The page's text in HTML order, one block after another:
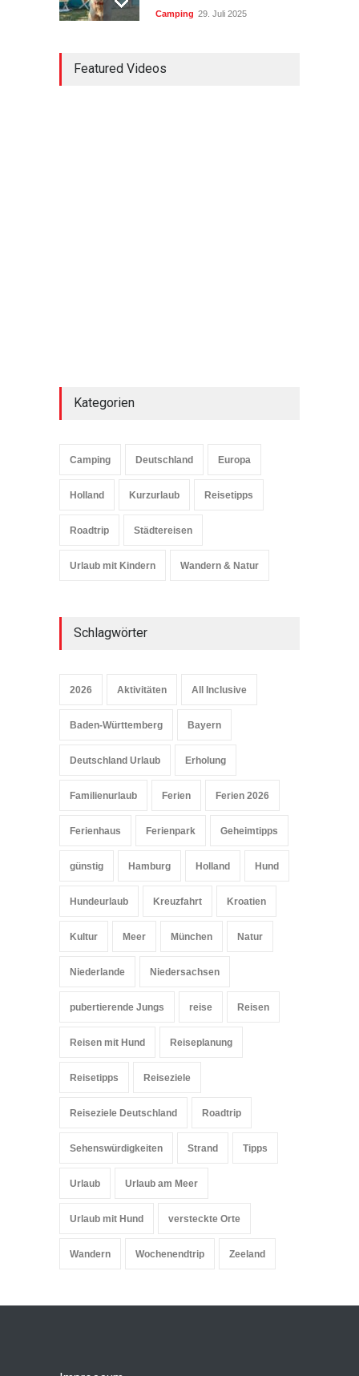
Camping 29. Juli 2025
Kindern: Die schönsten
Featured Videos
Kategorien
Camping Deutschland Europa
Holland Kurzurlaub Reisetipps
Roadtrip Städtereisen
Urlaub mit Kindern Wandern & Natur
Schlagwörter
2026 Aktivitäten All Inclusive
Baden-Württemberg Bayern
Deutschland Urlaub Erholung
Familienurlaub Ferien Ferien 2026
Ferienhaus Ferienpark Geheimtipps
günstig Hamburg Holland Hund
Hundeurlaub Kreuzfahrt Kroatien
Kultur Meer München Natur
Niederlande Niedersachsen
pubertierende Jungs reise Reisen
Reisen mit Hund Reiseplanung
Reisetipps Reiseziele
Reiseziele Deutschland Roadtrip
Sehenswürdigkeiten Strand Tipps
Urlaub Urlaub am Meer
Urlaub mit Hund versteckte Orte
Wandern Wochenendtrip Zeeland